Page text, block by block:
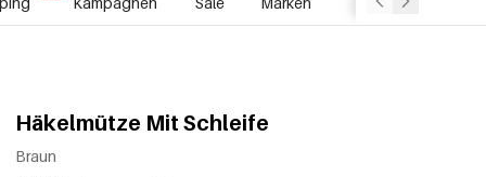
Häkelmütze Mit Schleife
Braun